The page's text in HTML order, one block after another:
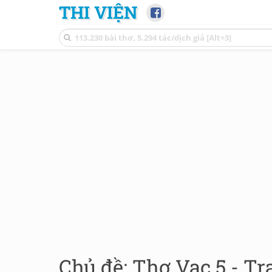
THI VIỆN
Chủ đề: Thơ Vạc 5 -